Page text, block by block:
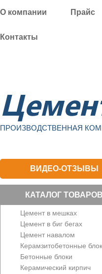
О компании Прайс
Контакты
ПРОИЗВОДСТВЕННАЯ
ВИДЕО-ОТЗЫВЫ
КАТАЛОГ ТОВАРОВ
Цемент в мешках
Цемент в биг бегах
Цемент навалом
Керамзитобетонные
Бетонные блоки
Керамический кирпич